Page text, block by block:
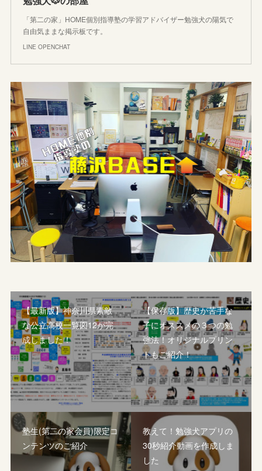
「第二の家」HOME個別指導塾の学習アドバイザー勉強犬の陽気で
自由気ままな掲示板です。
LINE OPENCHAT
【最新版】神奈川県素敵
な公立高校一覧図12が完
成しました！
【保存版】歴史が苦手な
子にオススメの３つの勉
強法！オリジナルプリン
トもご紹介！
塾生(第二の家会員)限定コ
ンテンツのご紹介
教えて！勉強犬アプリの
30秒紹介動画を作成しま
した